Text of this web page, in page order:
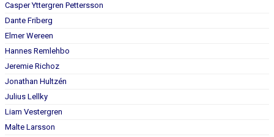
Casper Yttergren Pettersson
Dante Friberg
Elmer Wereen
Hannes Remlehbo
Jeremie Richoz
Jonathan Hultzén
Julius Lellky
Liam Vestergren
Malte Larsson